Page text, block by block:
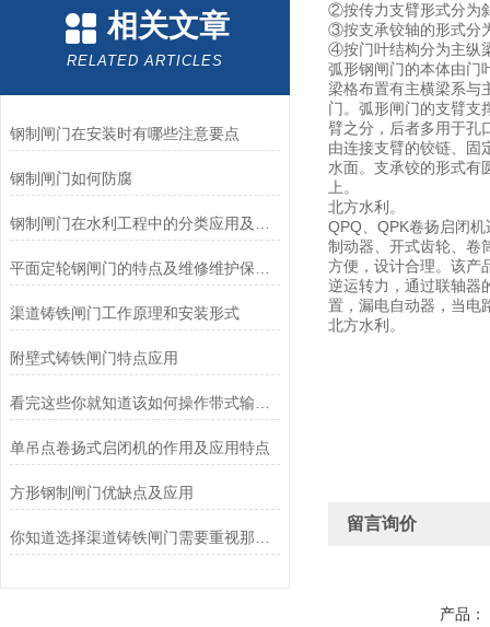
相关文章
RELATED ARTICLES
钢制闸门在安装时有哪些注意要点
钢制闸门如何防腐
渠道铸铁闸门工作原理和安装形式
附壁式铸铁闸门特点应用
单吊点卷扬式启闭机的作用及应用特点
方形钢制闸门优缺点及应用
②按传力支臂形式分为
③按支承铰轴的形式分
④按门叶结构分为主纵
弧形钢闸门的本体由门
梁格布置有主横梁系与
门。弧形闸门的支臂支
臂之分，后者多用于孔
由连接支臂的铰链、固
水面。支承铰的形式有
上。
北方水利。
QPQ、QPK卷扬启闭
制动器、开式齿轮、卷
方便，设计合理。该产
逆运转力，通过联轴器
置，漏电自动器，当电
北方水利。
留言询价
产品：